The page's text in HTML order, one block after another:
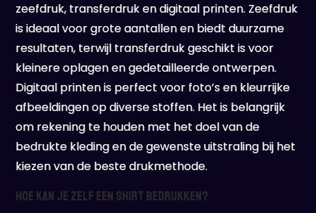
zeefdruk, transferdruk en digitaal printen. Zeefdruk
is ideaal voor grote aantallen en biedt duurzame
resultaten, terwijl transferdruk geschikt is voor
kleinere oplagen en gedetailleerde ontwerpen.
Digitaal printen is perfect voor foto’s en kleurrijke
afbeeldingen op diverse stoffen. Het is belangrijk
om rekening te houden met het doel van de
bedrukte kleding en de gewenste uitstraling bij het
kiezen van de beste drukmethode.
Hoe kan je zelf een shirt bedrukken?